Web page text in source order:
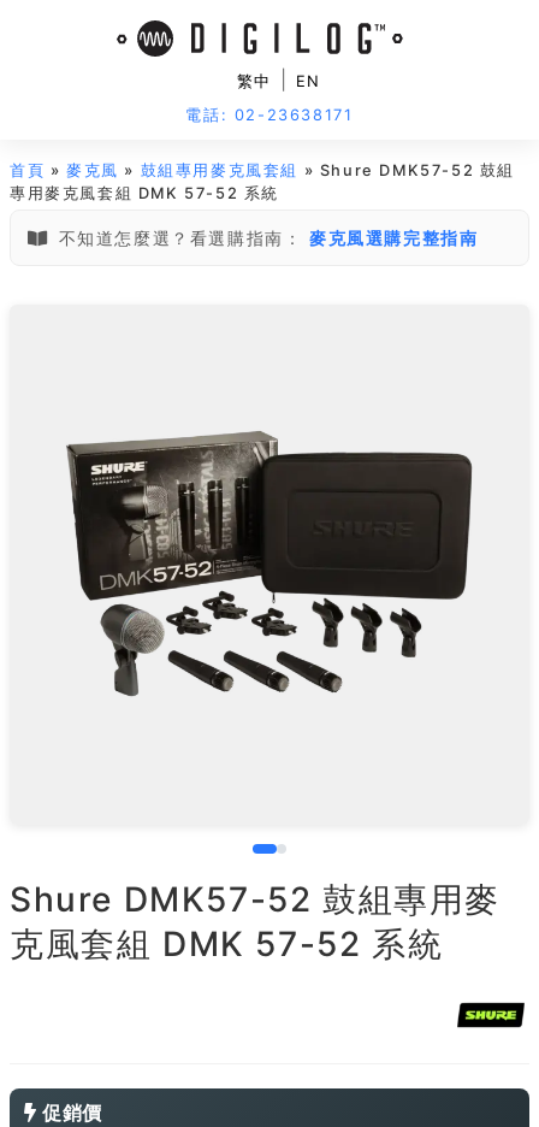
繁中
EN
電話: 02-23638171
首頁 »麥克風 » 鼓組專用麥克風套組
» Shure DMK57-52 鼓組
專用麥克風套組 DMK 57-52 系統
不知道怎麼選？看選購指南： 麥克風選購完整指南
Shure DMK57-52 鼓組專用麥
克風套組 DMK 57-52 系統
促銷價